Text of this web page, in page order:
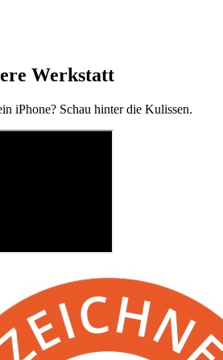
Werkstatt
iPhone? Schau hinter die Kulissen.